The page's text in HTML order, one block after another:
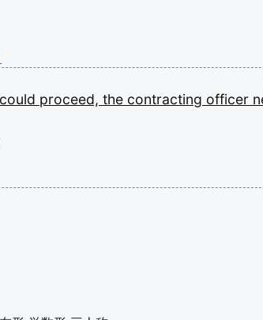
could proceed, the contracting officer